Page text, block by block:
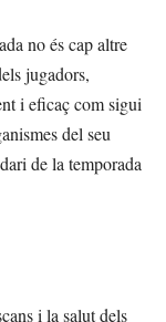
no és cap altre
jugadors,
i eficaç com sigui
del seu
de la temporada
i la salut dels